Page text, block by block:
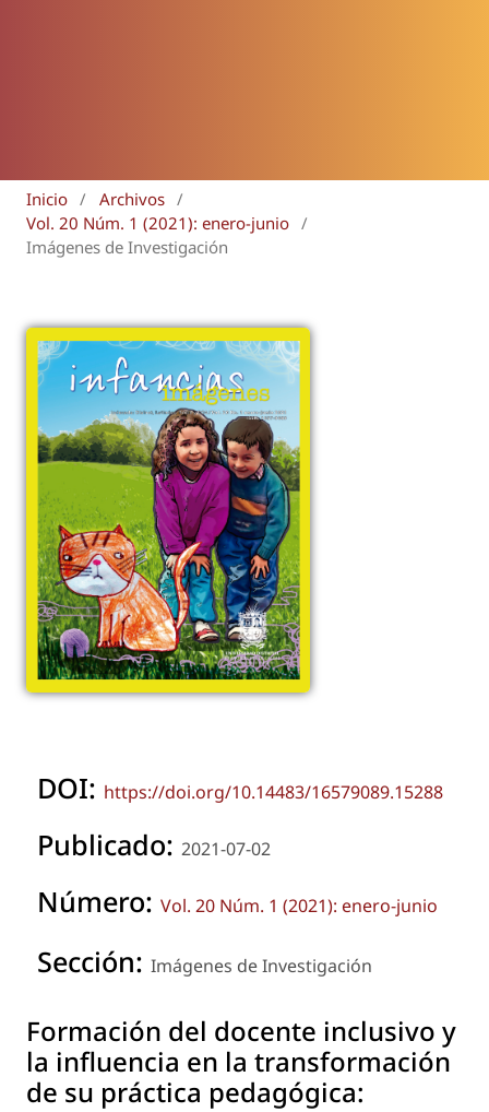
Inicio / Archivos /
Vol. 20 Núm. 1 (2021): enero-junio /
Imágenes de Investigación
DOI: https://doi.org/10.14483/16579089.15288
Publicado: 2021-07-02
Número: Vol. 20 Núm. 1 (2021): enero-junio
Sección: Imágenes de Investigación
Formación del docente inclusivo y
la influencia en la transformación
de su práctica pedagógica: